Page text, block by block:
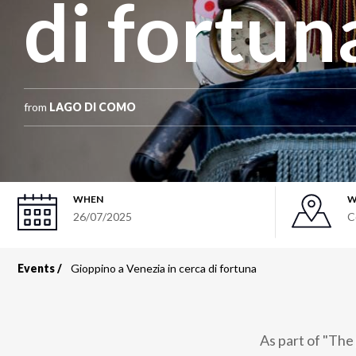
di
from LAGO DI COMO
WHEN
26/07/2025
Breadcrumb
Events Gioppino a Venezia in cerca di fortuna
As part of "The